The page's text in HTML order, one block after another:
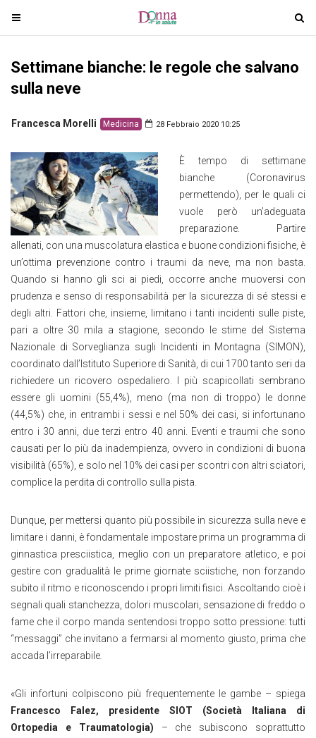
T
o
g
l
n
v
i
g
a
t
i
T
o
g
o
Settimane bianche: le regole che salvano
sulla neve
Francesca Morelli Medicina 28 Febbraio 2020 10:25
È tempo di settimane
bianche (Coronavirus
permettendo), per le quali ci
vuole però un’adeguata
preparazione. Partire
allenati, con una muscolatura elastica e buone condizioni fisiche, è
un’ottima prevenzione contro i traumi da neve, ma non basta.
Quando si hanno gli sci ai piedi, occorre anche muoversi con
prudenza e senso di responsabilità per la sicurezza di sé stessi e
degli altri. Fattori che, insieme, limitano i tanti incidenti sulle piste,
pari a oltre 30 mila a stagione, secondo le stime del Sistema
Nazionale di Sorveglianza sugli Incidenti in Montagna (SIMON),
coordinato dall’Istituto Superiore di Sanità, di cui 1700 tanto seri da
richiedere un ricovero ospedaliero. I più scapicollati sembrano
essere gli uomini (55,4%), meno (ma non di troppo) le donne
(44,5%) che, in entrambi i sessi e nel 50% dei casi, si infortunano
entro i 30 anni, due terzi entro 40 anni. Eventi e traumi che sono
causati per lo più da inadempienza, ovvero in condizioni di buona
visibilità (65%), e solo nel 10% dei casi per scontri con altri sciatori,
complice la perdita di controllo sulla pista.
Dunque, per mettersi quanto più possibile in sicurezza sulla neve e
limitare i danni, è fondamentale impostare prima un programma di
ginnastica presciistica, meglio con un preparatore atletico, e poi
gestire con gradualità le prime giornate sciistiche, non forzando
subito il ritmo e riconoscendo i propri limiti fisici. Ascoltando cioè i
segnali quali stanchezza, dolori muscolari, sensazione di freddo o
fame che il corpo manda sentendosi troppo sotto pressione: tutti
“messaggi” che invitano a fermarsi al momento giusto, prima che
accada l’irreparabile
«Gli infortuni colpiscono più frequentemente le gambe – spiega
Francesco Falez, presidente SIOT (Società Italiana di
Ortopedia e Traumatologia) – che subiscono soprattutto